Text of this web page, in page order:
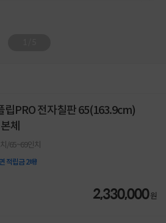
립PRO 전자칠판 65(163.9cm)
체
/65~69인치
적립금 2배!
2,330,000원